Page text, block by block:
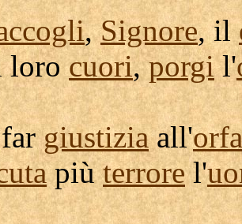
,Signore, il
cuori,porgil'
fargiustiziaall'
piùterrorel'